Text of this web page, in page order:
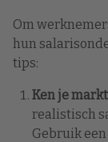
Om
hun
tips:
Ken je
realistisch
Gebruik